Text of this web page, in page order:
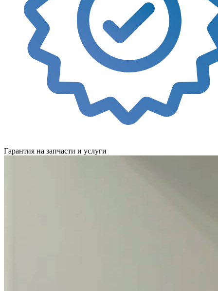
Гарантия на запчасти и услуги